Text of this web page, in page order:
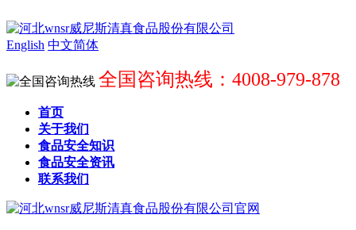
English 中文简体
全国咨询热线：4008-979-878
首页
关于我们
食品安全知识
食品安全资讯
联系我们